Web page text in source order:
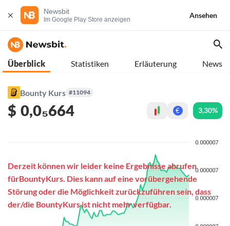
Newsbit
Im Google Play Store anzeigen
Ansehen
Überblick Statistiken Erläuterung News
Bounty Kurs #11094
$ 0,0₅664 € 3,30%
Derzeit können wir leider keine Ergebnisse abrufen
fürBountyKurs. Dies kann auf eine vorübergehende
Störung oder die Möglichkeit zurückzuführen sein, dass
der/die BountyKurs ist nicht mehr verfügbar.